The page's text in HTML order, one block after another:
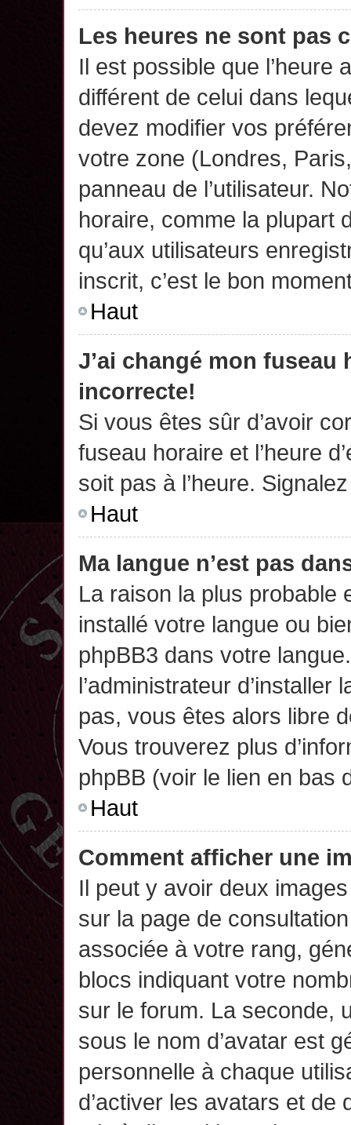
Les heures ne sont pas
Il est possible que l’heure
différent de celui dans
devez modifier vos
votre zone (Londres,
panneau de l’utilisateur.
horaire, comme la plupart
qu’aux utilisateurs
inscrit, c’est le bon
Haut
J’ai changé mon fuseau
incorrecte!
Si vous êtes sûr d’avoir
fuseau horaire et l’heure
soit pas à l’heure.
Haut
Ma langue n’est pas
La raison la plus probable
installé votre langue ou
phpBB3 dans votre
l’administrateur d’installer
pas, vous êtes alors libre
Vous trouverez plus
phpBB (voir le lien en bas
Haut
Comment afficher une
Il peut y avoir deux
sur la page de
associée à votre rang,
blocs indiquant votre
sur le forum. La seconde,
sous le nom d’avatar est
personnelle à chaque
d’activer les avatars et de